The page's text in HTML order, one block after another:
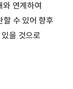
연계하여
할 수 있어 향후
을 것으로